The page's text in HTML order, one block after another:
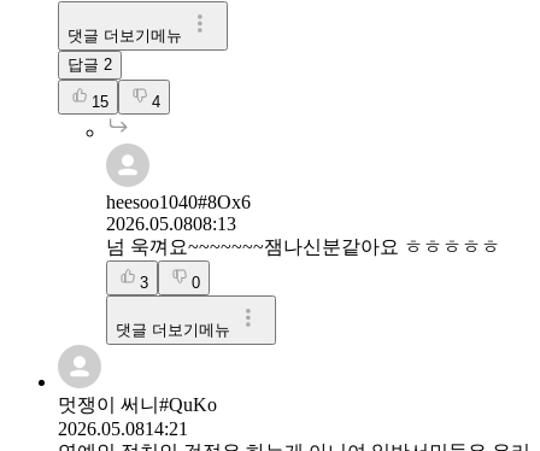
댓글 더보기메뉴
답글 2
15 4
heesoo1040#8Ox6
2026.05.0808:13
넘 욱껴요~~~~~~~잼나신분같아요 ㅎㅎㅎㅎㅎ
3 0
댓글 더보기메뉴
멋쟁이 써니#QuKo
2026.05.0814:21